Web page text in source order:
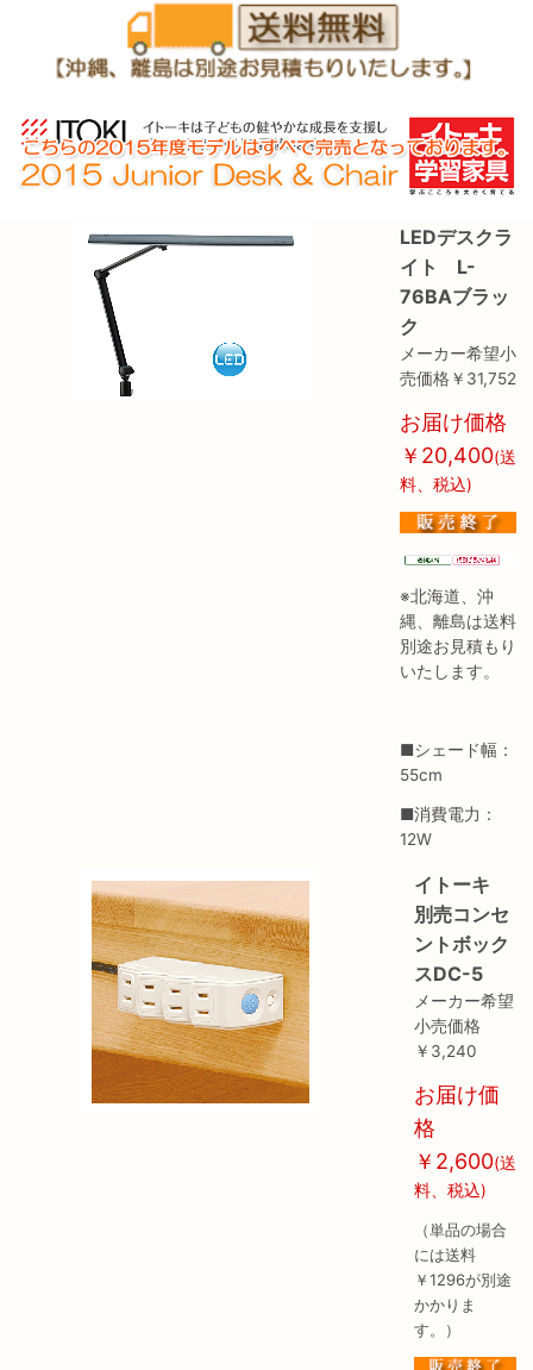
LEDデスクラ
イト L-
76BAブラッ
ク
メーカー希望小
売価格￥31,752
お届け価格
￥20,400(送
料、税込)
※北海道、沖
縄、離島は送料
別途お見積もり
いたします。
■シェード幅：
55cm
■消費電力：
12W
イトーキ
別売コンセ
ントボック
スDC-5
メーカー希望
小売価格
￥3,240
お届け価
格
￥2,600(送
料、税込)
（単品の場合
には送料
￥1296が別途
かかりま
す。）